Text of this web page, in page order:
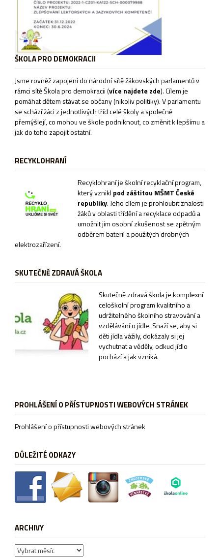
ŠKOLA PRO DEMOKRACII
Jsme rovněž zapojeni do národní sítě žákovských parlamentů v
rámci sítěŠkola pro demokracii(více najdete zde). Cílem je
pomáhat dětem stávat se občany (nikoliv politiky). V parlamentu
se schází žáci z jednotlivých tříd celé školy a společně
přemýšlejí, co mohou ve škole podniknout, co změnit k lepšímu a
jak do toho zapojit ostatní.
RECYKLOHRANÍ
Recyklohraní je školní recyklační program,
který vznikl pod záštitou MŠMT České
republiky. Jeho cílem je prohloubit znalosti
žáků v oblasti třídění a recyklace odpadů a
umožnit jim osobní zkušenost se zpětným
odběrem baterií a použitých drobných
elektrozařízení.
SKUTEČNĚ ZDRAVÁ ŠKOLA
Skutečně zdravá škola je komplexní
celoškolní program kvalitního a
udržitelného školního stravování a
vzdělávání o jídle. Snaží se, aby si
děti jídla vážily, dokázaly si jej
vychutnat a věděly, odkud jídlo
pochází a jak vzniká.
PROHLÁŠENÍ O PŘÍSTUPNOSTI WEBOVÝCH STRÁNEK
Prohlášení o přístupnosti webových stránek
DŮLEŽITÉ ODKAZY
ARCHIVY
Archivy